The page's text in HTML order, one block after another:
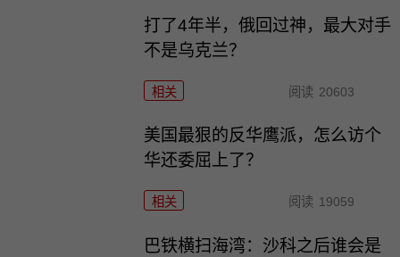
打了4年半，俄回过神，最大对手
不是乌克兰？
相关 阅读 20603
美国最狠的反华鹰派，怎么访个
华还委屈上了？
相关 阅读 19059
巴铁横扫海湾：沙科之后谁会是